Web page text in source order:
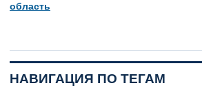
область
НАВИГАЦИЯ ПО ТЕГАМ